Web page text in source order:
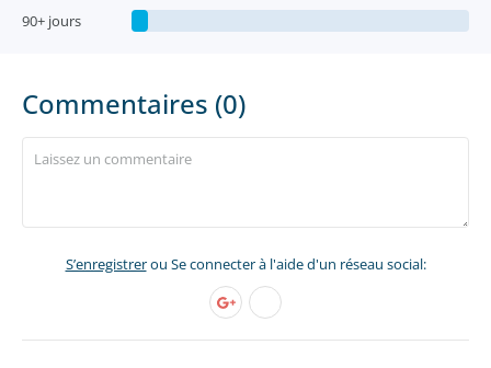
90+ jours
Commentaires (0)
S’enregistrerou Se connecter à l'aide d'un réseau social: